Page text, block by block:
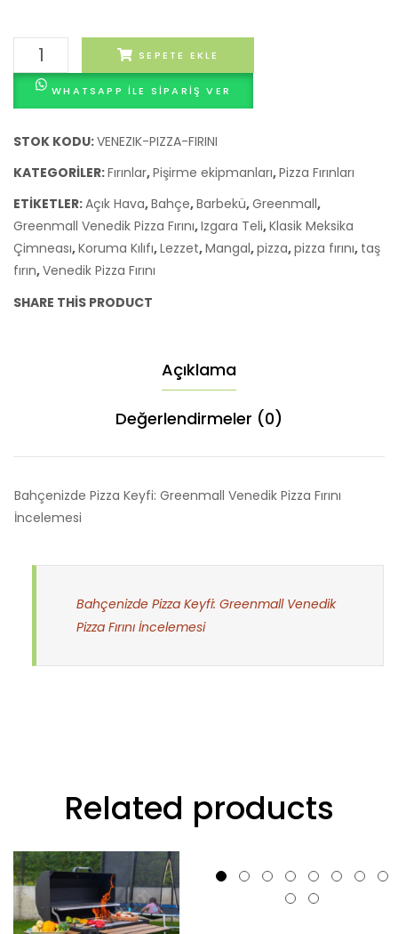
Greenmall
Venedik
Pizza
-
Fırın
adet
SEPETE EKLE
WHATSAPP ILE SIPARIŞ VER
STOK KODU:VENEZIK-PIZZA-FIRINI
KATEGORILER:Fırınlar,Pişirme ekipmanları,Pizza Fırınları
ETIKETLER:Açık Hava,Bahçe,Barbekü,Greenmall,
Greenmall Venedik Pizza Fırını,Izgara Teli,Klasik Meksika
Çimneası,Koruma Kılıfı,Lezzet,Mangal,pizza,pizza fırını, taş
fırın,Venedik Pizza Fırını
SHARE THIS PRODUCT
Açıklama
Değerlendirmeler (0)
Bahçenizde Pizza Keyfi: Greenmall Venedik Pizza Fırını
İncelemesi
Bahçenizde Pizza Keyfi: Greenmall Venedik
Pizza Fırını İncelemesi
Related products